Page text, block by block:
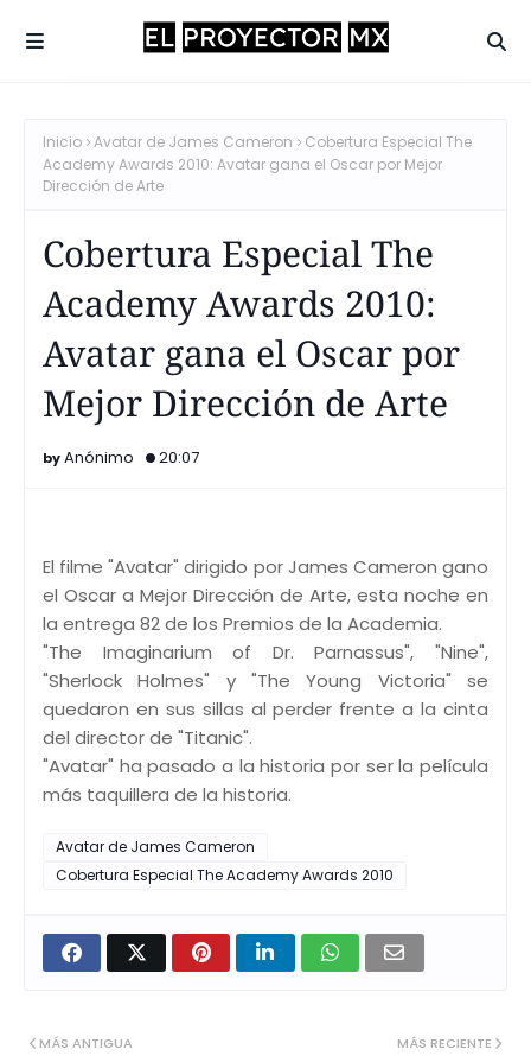
Inicio Avatar de James Cameron
Cobertura Especial The
Academy Awards 2010: Avatar gana el Oscar por Mejor
Dirección de Arte
Cobertura Especial The
Academy Awards 2010:
Avatar gana el Oscar por
Mejor Dirección de Arte
Anónimo 20:07
El filme "Avatar" dirigido por James Cameron gano
el Oscar a Mejor Dirección de Arte, esta noche en
la entrega 82 de los Premios de la Academia.
"The Imaginarium of Dr. Parnassus", "Nine",
"Sherlock Holmes" y "The Young Victoria" se
quedaron en sus sillas al perder frente a la cinta
del director de "Titanic".
"Avatar" ha pasado a la historia por ser la película
más taquillera de la historia.
Avatar de James Cameron
Cobertura Especial The Academy Awards 2010
MÁS RECIENTE
MÁS ANTIGUA